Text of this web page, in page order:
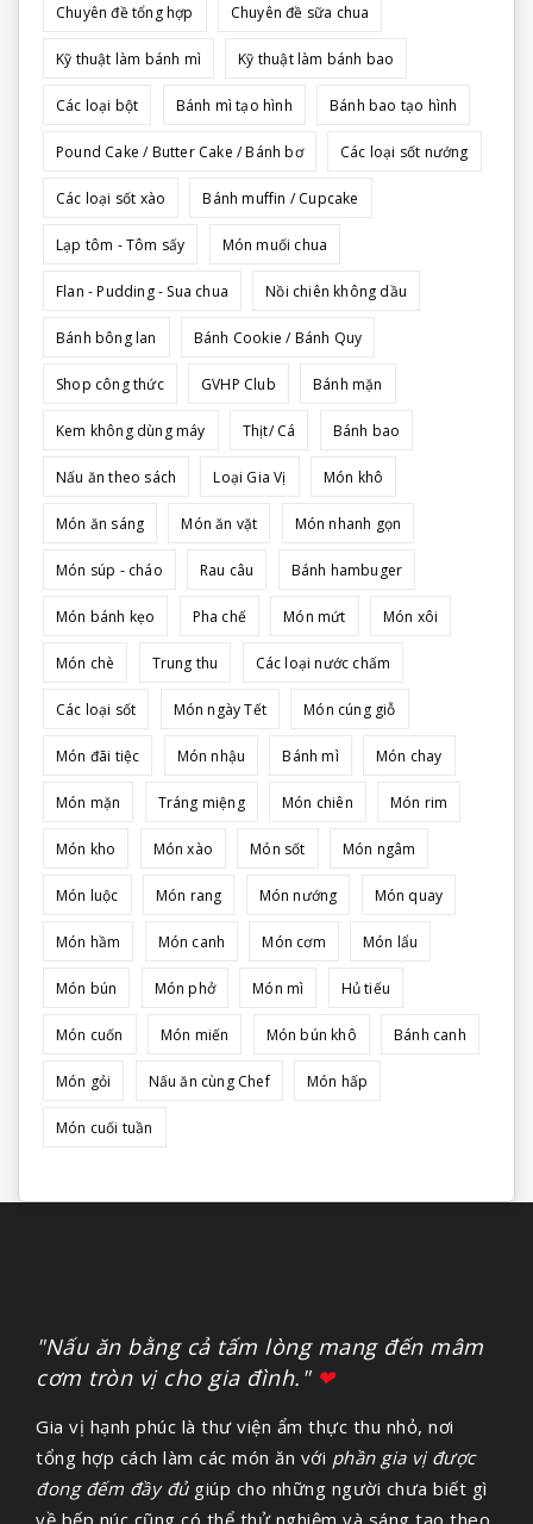
Chuyên đề tổng hợp Chuyên đề sữa chua
Kỹ thuật làm bánh mì Kỹ thuật làm bánh bao
Các loại bột Bánh mì tạo hình Bánh bao tạo hình
Pound Cake / Butter Cake / Bánh bơ Các loại sốt nướng
Các loại sốt xào Bánh muffin / Cupcake
Lạp tôm - Tôm sấy Món muối chua
Flan - Pudding - Sua chua Nồi chiên không dầu
Bánh bông lan Bánh Cookie / Bánh Quy
Shop công thức GVHP Club Bánh mặn
Kem không dùng máy Thịt/ Cá Bánh bao
Nấu ăn theo sách Loại Gia Vị Món khô
Món ăn sáng Món ăn vặt Món nhanh gọn
Món súp - cháo Rau câu Bánh hambuger
Món bánh kẹo Pha chế Món mứt Món xôi
Món chè Trung thu Các loại nước chấm
Các loại sốt Món ngày Tết Món cúng giỗ
Món đãi tiệc Món nhậu Bánh mì Món chay
Món mặn Tráng miệng Món chiên Món rim
Món kho Món xào Món sốt Món ngâm
Món luộc Món rang Món nướng Món quay
Món hầm Món canh Món cơm Món lẩu
Món bún Món phở Món mì Hủ tiếu
Món cuốn Món miến Món bún khô Bánh canh
Món gỏi Nấu ăn cùng Chef Món hấp
Món cuối tuần
"Nấu ăn bằng cả tấm lòng mang đến mâm
cơm tròn vị cho gia đình." ❤
Gia vị hạnh phúc là thư viện ẩm thực thu nhỏ, nơi
tổng hợp cách làm các món ăn với phần gia vị được
đong đếm đầy đủgiúp cho những người chưa biết gì